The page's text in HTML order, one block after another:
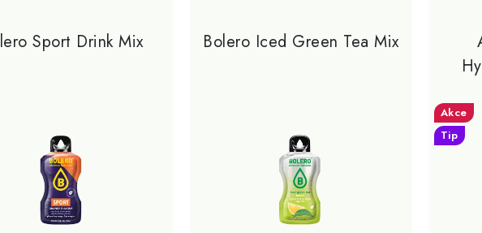
Sport Drink Mix Bolero Iced Green Tea Mix
Akce
Tip